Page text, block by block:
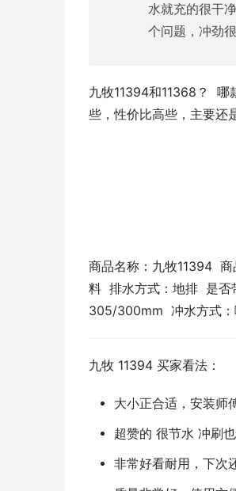
水就充的很干
个问题，冲劲
九牧11394和11368？  哪
些，性价比高些，主要还
商品名称：九牧11394
料  排水方式：地排  是否
305/300mm  冲水方式：
九牧 11394 买家看法：
大小正合适，安装师
超赞的 很节水 冲刷
非常好看耐用，下次